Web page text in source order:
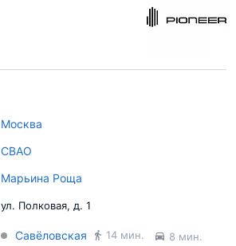
Москва
СВАО
Марьина Роща
ул. Полковая, д. 1
Савёловская 14 мин. 8 мин.